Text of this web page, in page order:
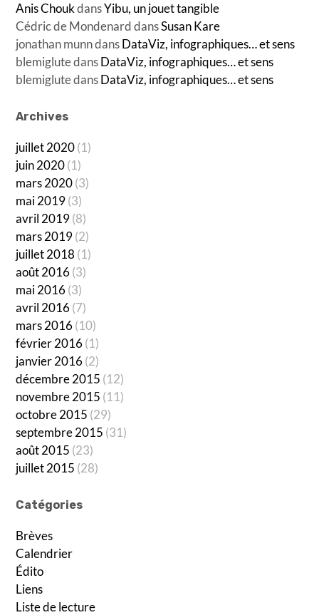
Anis ChoukdansYibu, un jouet tangible
Cédric de MondenarddansSusan Kare
jonathan munndansDataViz, infographiques… et sens
blemiglutedansDataViz, infographiques… et sens
blemiglutedansDataViz, infographiques… et sens
Archives
juillet 2020(1)
juin 2020(1)
mars 2020(3)
mai 2019(3)
avril 2019(8)
mars 2019(2)
juillet 2018 (1)
août 2016(3)
mai 2016(3)
avril 2016(7)
mars 2016(10)
février 2016(1)
janvier 2016(2)
décembre 2015 (12)
novembre 2015 (11)
octobre 2015 (29)
septembre 2015 (31)
août 2015 (23)
juillet 2015 (28)
Catégories
Brèves
Calendrier
Édito
Liens
Liste de lecture